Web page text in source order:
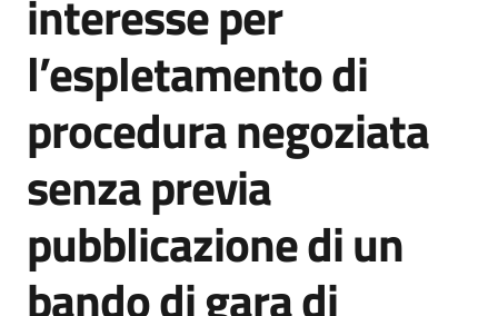
Piattaforme
English
site
interesse per
l’espletamento di
procedura negoziata
senza previa
pubblicazione di un
bando di gara di